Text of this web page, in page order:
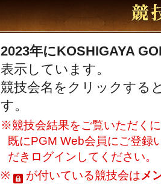
2023年にKOSHIGAYA
表示しています。
競技会名をクリックする
す。
※競技会結果をご覧いただく
既にPGM Web会員にご登録
だきログインしてください。
※
が付いている競技会はメ